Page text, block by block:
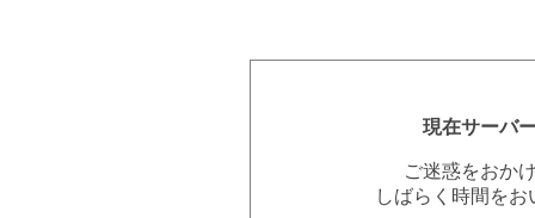
現在サーバ
ご迷惑をおか
しばらく時間を